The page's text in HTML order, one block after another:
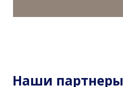
Наши партнеры